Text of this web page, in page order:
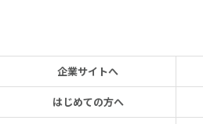
企業サイトへ
はじめての方へ